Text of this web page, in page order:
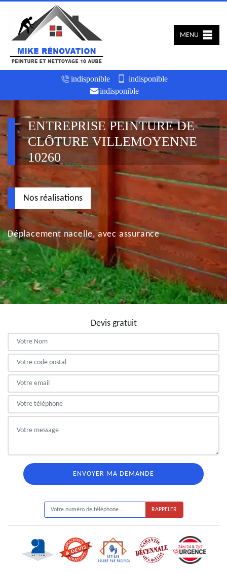
indisponible
indisponible
indisponible
MENU
ENTREPRISE PEINTURE DE
CLÔTURE VILLEMOYENNE
10260
Nos réalisations
Déplacement nacelle, avec assurance
Devis gratuit